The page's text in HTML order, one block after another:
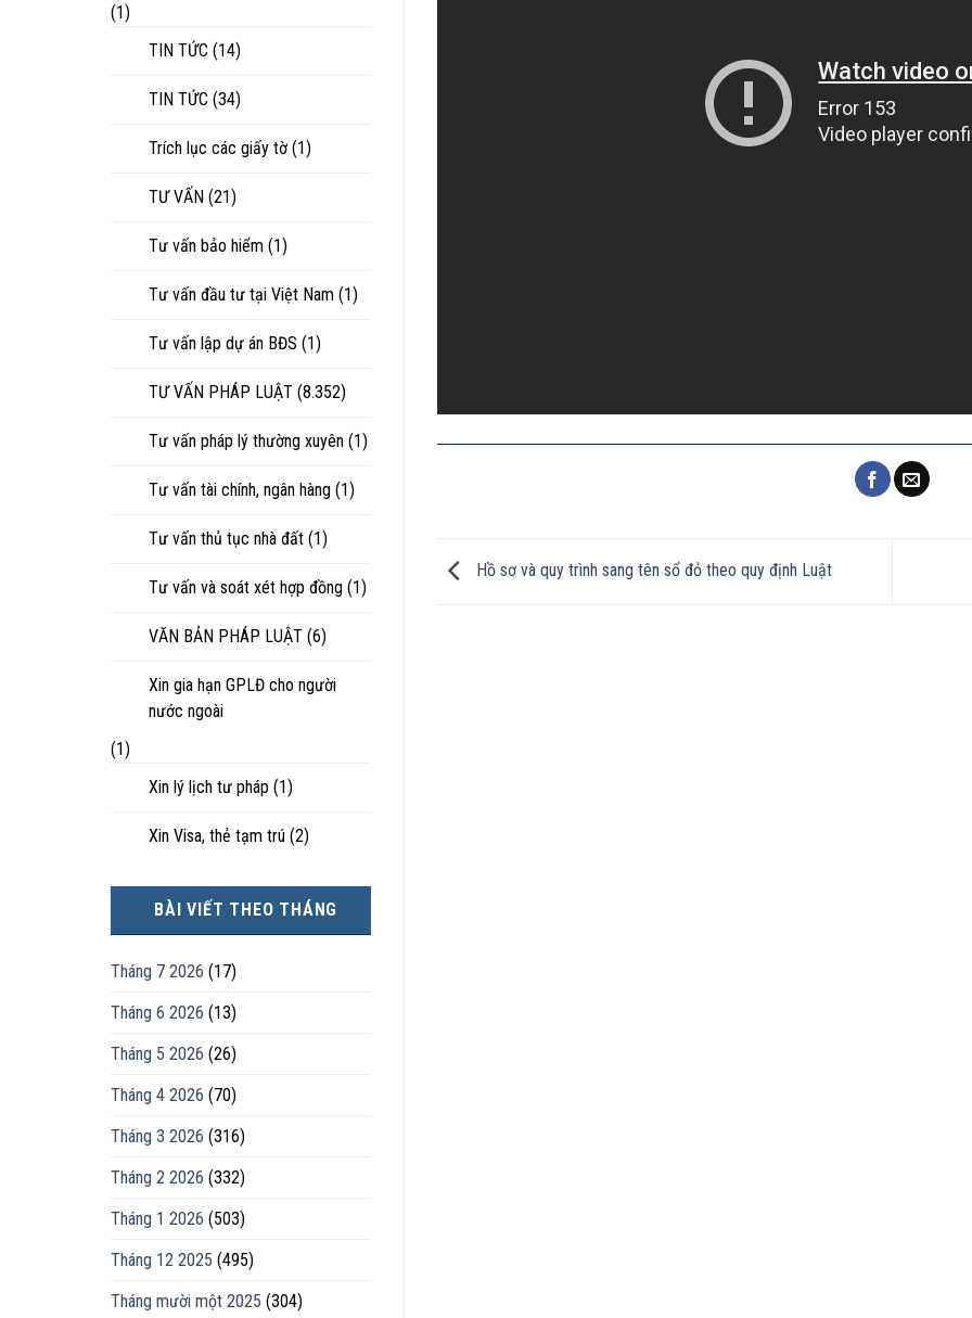
(1)
TIN TỨC (14)
TIN TỨC (34)
Trích lục các giấy tờ (1)
TƯ VẤN (21)
Tư vấn bảo hiểm (1)
Tư vấn đầu tư tại Việt Nam (1)
Tư vấn lập dự án BĐS (1)
TƯ VẤN PHÁP LUẬT (8.352)
Tư vấn pháp lý thường xuyên (1)
Tư vấn tài chính, ngân hàng (1)
Tư vấn thủ tục nhà đất (1)
Tư vấn và soát xét hợp đồng (1)
VĂN BẢN PHÁP LUẬT (6)
Xin gia hạn GPLĐ cho người
nước ngoài
(1)
Xin lý lịch tư pháp (1)
Xin Visa, thẻ tạm trú (2)
BÀI VIẾT THEO THÁNG
Tháng 7 2026 (17)
Tháng 6 2026 (13)
Tháng 5 2026 (26)
Tháng 4 2026 (70)
Tháng 3 2026 (316)
Tháng 2 2026 (332)
Tháng 1 2026 (503)
Tháng 12 2025 (495)
Tháng mười một 2025 (304)
Hồ sơ và quy trình sang tên sổ đỏ theo quy định Luật